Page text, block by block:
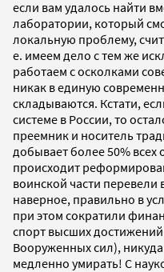
если вам удалось найти
лаборатории, который
локальную проблему,
е. имеем дело с тем же
работаем с осколками
никак в единую
складываются. Кстати,
системе в России, то
преемник и носитель
добывает более 50%
происходит
воинской части перевели
наверное, правильно в
при этом сократили
спорт высших
Вооруженных сил),
медленно умирать! С